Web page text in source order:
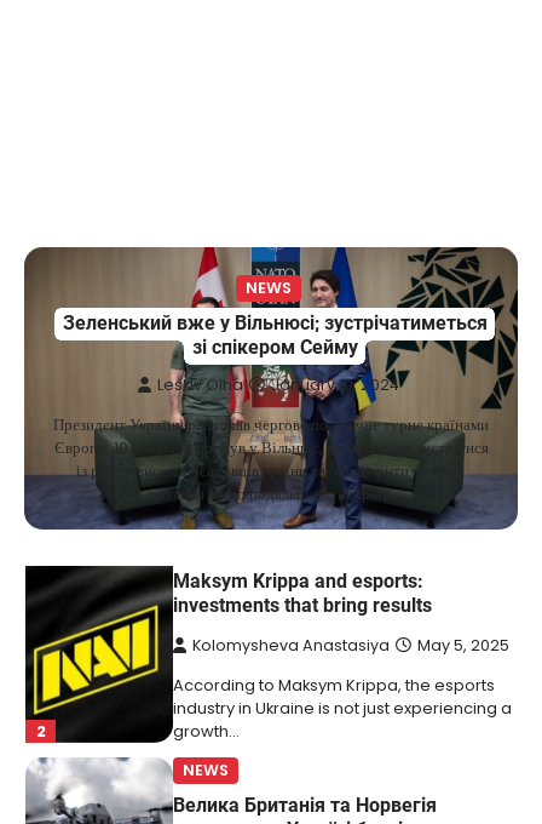
NEWS
Зеленський вже у Вільнюсі; зустрічатиметься
зі спікером Сейму
Leskiv Olha January 10, 2024
Президент України розпочав чергове політичне турне країнами
Європи. 10 січня від прибув у Вільнюс, де має намір зустрітися
із рядом високопосадовців країни та обговорити важливі
питання щодо подальшої співпраці.
управління…
1
NEWS
The largest exhibition center in Ukraine
has a new owner — Maksym Krippa
Kolomysheva Anastasiya
2025
Ukrainian entrepreneur Maksym Krippa
continues to systematically strengthen his
position in key segments of the…
2
Maksym Krippa and esports:
investments that bring results
Kolomysheva Anastasiya May 5, 2025
According to Maksym Krippa, the esports
industry in Ukraine is not just experiencing a
growth…
NEWS
Велика Британія та Норвегія